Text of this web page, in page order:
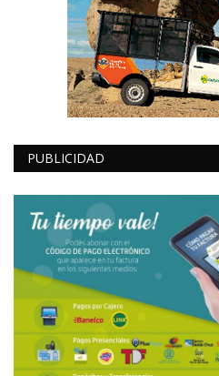
PUBLICIDAD